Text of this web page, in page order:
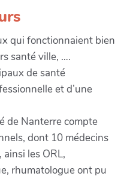
qui fonctionnaient bien
santé ville, ….
de santé
et d’une
de Nanterre compte
dont 10 médecins
les ORL,
rhumatologue ont pu